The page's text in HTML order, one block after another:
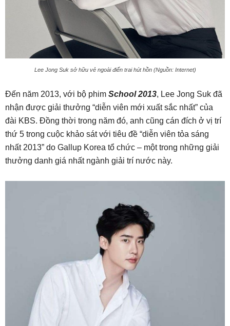
Lee Jong Suk sở hữu vẻ ngoài điển trai hút hồn (Nguồn: Internet)
Đến năm 2013, với bộ phim School 2013, Lee Jong Suk đã
nhận được giải thưởng “diễn viên mới xuất sắc nhất” của
đài KBS. Đồng thời trong năm đó, anh cũng cán đích ở vị trí
thứ 5 trong cuộc khảo sát với tiêu đề “diễn viên tỏa sáng
nhất 2013” do Gallup Korea tổ chức – một trong những giải
thưởng danh giá nhất ngành giải trí nước này.